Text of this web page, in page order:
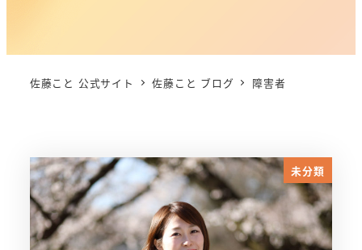
佐藤こと 公式サイト 佐藤こと ブログ 障害者
未分類